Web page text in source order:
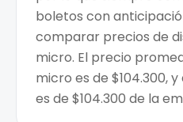
boletos con
comparar precios de
micro. El precio
micro es de $104.300,
es de $104.300 de la